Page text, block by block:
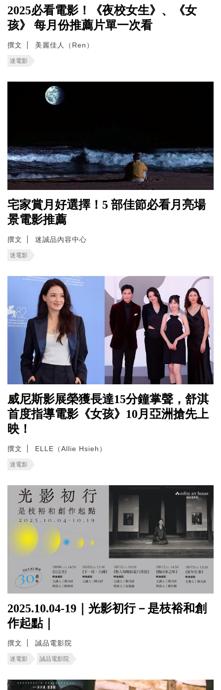
2025必看電影！《夜校女生》、《女
孩》 每月份推薦片單一次看
撰文 美麗佳人（Ren）
迷電影
宅家賞月好選擇！5 部佳節必看月亮場
景電影推薦
撰文 迷誠品內容中心
迷電影
威尼斯影展榮獲長達15分鐘掌聲，舒淇
首度指導電影《女孩》10月亞洲搶先上
映！
撰文 ELLE（Allie Hsieh）
迷電影
2025.10.04-19｜光影初行－是枝裕和創
作起點｜
撰文 誠品電影院
迷電影 誠品電影院